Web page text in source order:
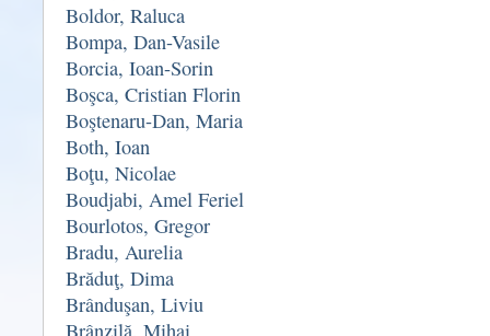
Boldor, Raluca
Bompa, Dan-Vasile
Borcia, Ioan-Sorin
Boşca, Cristian Florin
Boştenaru-Dan, Maria
Both, Ioan
Boţu, Nicolae
Boudjabi, Amel Feriel
Bourlotos, Gregor
Bradu, Aurelia
Brăduţ, Dima
Brânduşan, Liviu
Brânzilă, Mihai